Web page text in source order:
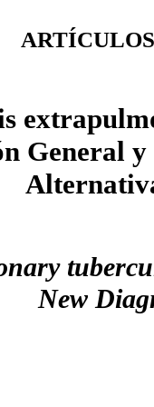
General y
New